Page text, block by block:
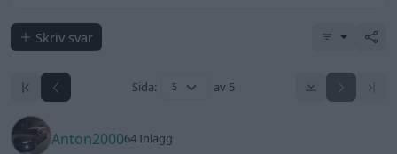
Skriv svar
Sida: av 5
Anton200064 Inlägg